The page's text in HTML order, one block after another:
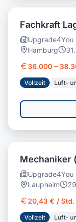
Fachkraft
Upgrade4You
Hamburg
36.000 –
Vollzeit Luft-
Mechaniker
Upgrade4You
Laupheim
20,43 € / Std.
Vollzeit Luft-